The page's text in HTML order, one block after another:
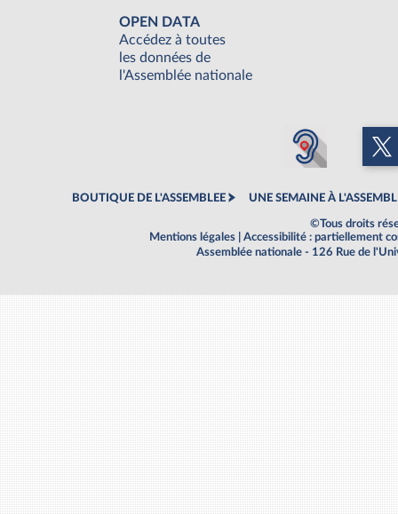
OPEN DATA
Accédez à toutes
les données de
l'Assemblée nationale
BOUTIQUE DE L'ASSEMBLEE UNE SEMAINE À
©Tous droits
Mentions légales
Accessibilité : partiellement
Assemblée nationale - 126 Rue de